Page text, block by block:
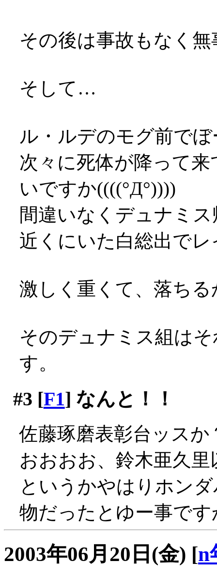
その後は事故もなく無
そして…
ル・ルデのモグ前で
次々に死体が降って
いですか((((°Д°))))
間違いなくデュナミ
近くにいた白総出で
激しく重くて、落ち
そのデュナミス組は
す。
#3 [F1] なんと！！
佐藤琢磨表彰台ッスか
おおおお、鈴木亜久
というかやはりホン
物だったとゆー事です
2003年06月20日(金) [n